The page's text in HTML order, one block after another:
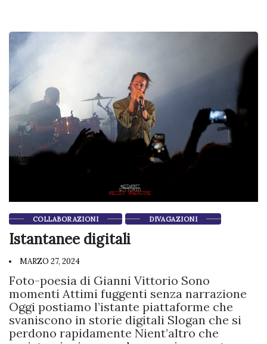
COLLABORAZIONI DIVAGAZIONI
Istantanee digitali
MARZO 27, 2024
Foto-poesia di Gianni Vittorio Sono
momenti Attimi fuggenti senza narrazione
Oggi postiamo l’istante piattaforme che
svaniscono in storie digitali Slogan che si
perdono rapidamente Nient’altro che